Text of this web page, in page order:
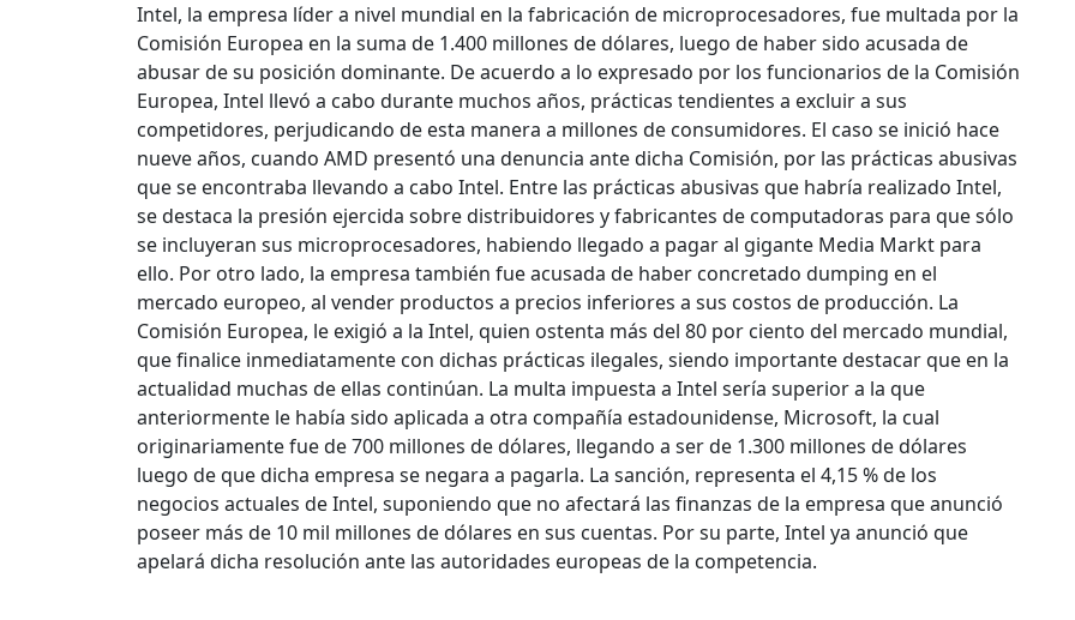
Intel, la empresa líder a nivel mundial en la fabricación de microprocesadores, fue multada por la
Comisión Europea en la suma de 1.400 millones de dólares, luego de haber sido acusada de
abusar de su posición dominante. De acuerdo a lo expresado por los funcionarios de la Comisión
Europea, Intel llevó a cabo durante muchos años, prácticas tendientes a excluir a sus
competidores, perjudicando de esta manera a millones de consumidores. El caso se inició hace
nueve años, cuando AMD presentó una denuncia ante dicha Comisión, por las prácticas abusivas
que se encontraba llevando a cabo Intel. Entre las prácticas abusivas que habría realizado Intel,
se destaca la presión ejercida sobre distribuidores y fabricantes de computadoras para que sólo
se incluyeran sus microprocesadores, habiendo llegado a pagar al gigante Media Markt para
ello. Por otro lado, la empresa también fue acusada de haber concretado dumping en el
mercado europeo, al vender productos a precios inferiores a sus costos de producción. La
Comisión Europea, le exigió a la Intel, quien ostenta más del 80 por ciento del mercado mundial,
que finalice inmediatamente con dichas prácticas ilegales, siendo importante destacar que en la
actualidad muchas de ellas continúan. La multa impuesta a Intel sería superior a la que
anteriormente le había sido aplicada a otra compañía estadounidense, Microsoft, la cual
originariamente fue de 700 millones de dólares, llegando a ser de 1.300 millones de dólares
luego de que dicha empresa se negara a pagarla. La sanción, representa el 4,15 % de los
negocios actuales de Intel, suponiendo que no afectará las finanzas de la empresa que anunció
poseer más de 10 mil millones de dólares en sus cuentas. Por su parte, Intel ya anunció que
apelará dicha resolución ante las autoridades europeas de la competencia.